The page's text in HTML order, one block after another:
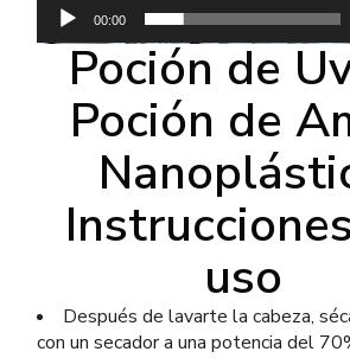
00:00
Poción de
Poción de
uso
Después de lavarte la cabeza,
con un secador a una potencia del